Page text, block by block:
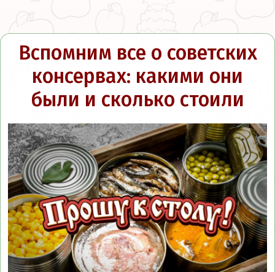
Вспомним все о советских
консервах: какими они
были и сколько стоили